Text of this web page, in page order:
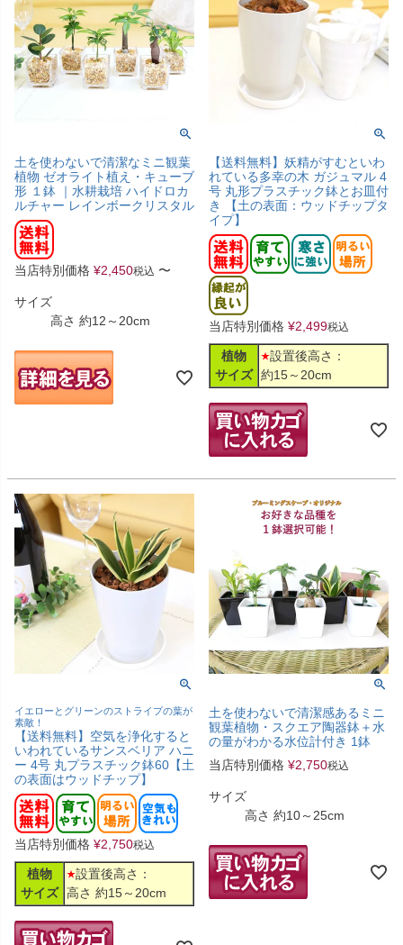
土を使わないで清潔なミニ観葉
植物 ゼオライト植え・キューブ
形 １鉢 ｜水耕栽培 ハイドロカ
ルチャー レインボークリスタル
当店特別価格 ¥2,450税込 〜
サイズ
高さ 約12～20cm
【送料無料】妖精がすむといわ
れている多幸の木 ガジュマル 4
号 丸形プラスチック鉢とお皿付
き 【土の表面：ウッドチップタ
イプ】
当店特別価格 ¥2,499税込
植物
サイズ
設置後高さ：
約15～20cm
イエローとグリーンのストライプの葉が
素敵！
【送料無料】空気を浄化すると
いわれているサンスベリア ハニ
ー 4号 丸プラスチック鉢60【土
の表面はウッドチップ】
当店特別価格 ¥2,750税込
植物
サイズ
設置後高さ：
高さ 約15～20cm
土を使わないで清潔感あるミニ
観葉植物・スクエア陶器鉢＋水
の量がわかる水位計付き 1鉢
当店特別価格 ¥2,750税込
サイズ
高さ 約10～25cm